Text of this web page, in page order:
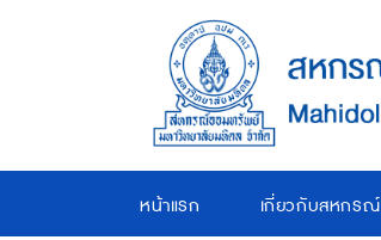
หน้าแรก เกี่ยวกับสหกรณ์